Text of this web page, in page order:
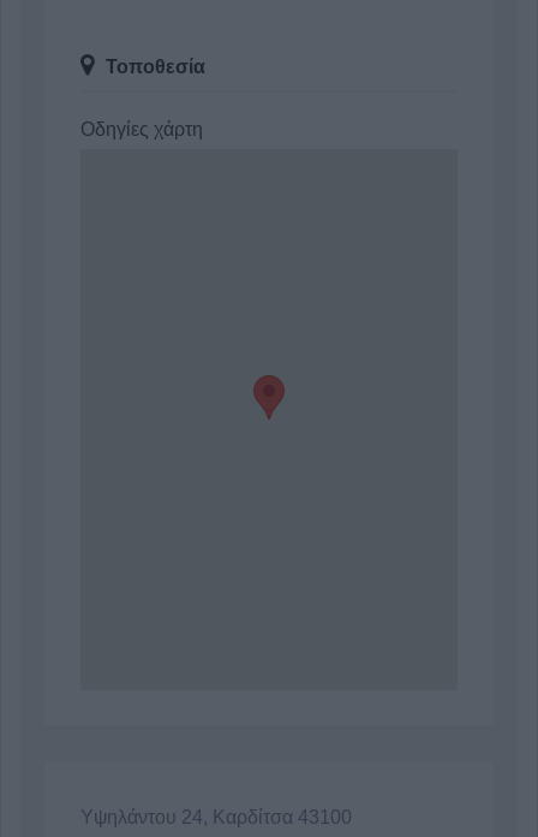
Τοποθεσία
Οδηγίες χάρτη
Υψηλάντου 24, Καρδίτσα 43100